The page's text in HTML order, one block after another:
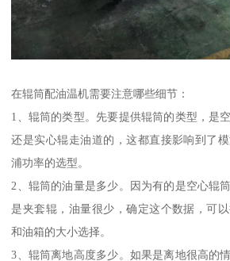
在辊筒配油温机需要注意哪些细节：
1、辊筒的类型。先要提供辊筒的类型，是
还是实心辊走油道的，这都直接影响到了
浦功率的选型。
2、辊筒的油量是多少。因为有的是空心辊
是夹套辊，油量很少，确定这个数据，可
和油箱的大小选择。
3、辊筒离地高度多少。如果是离地很高的